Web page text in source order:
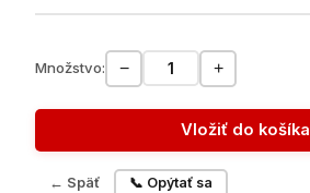
Množstvo: − +
Vložiť do košíka
← Späť 📞 Opýtať sa